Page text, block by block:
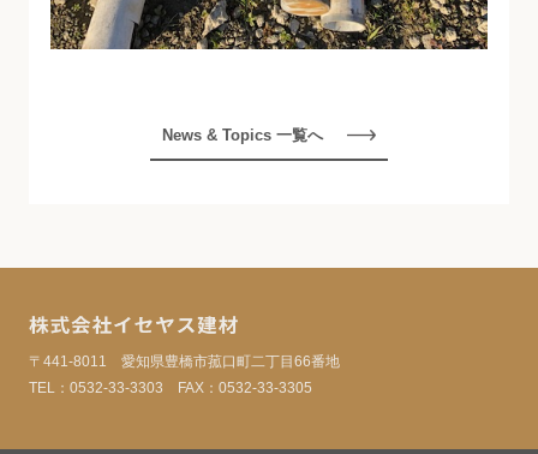
News & Topics 一覧へ
〒441-8011 愛知県豊橋市菰口町二丁目66番地
TEL： 0532-33-3303 FAX：0532-33-3305